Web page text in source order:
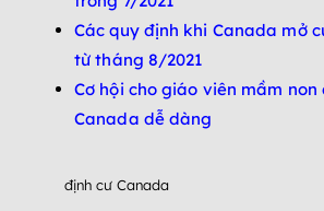
Các quy định khi Canada mở
từ tháng 8/2021
Cơ hội cho giáo viên mầm non
Canada dễ dàng
định cư Canada